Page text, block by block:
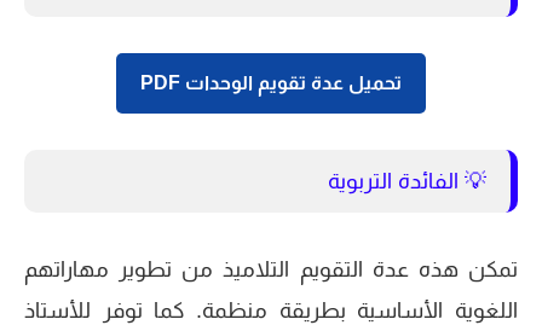
تحميل عدة تقويم الوحدات PDF
💡 الفائدة التربوية
تمكن هذه عدة التقويم التلاميذ من تطوير مهاراتهم
اللغوية الأساسية بطريقة منظمة. كما توفر للأستاذ